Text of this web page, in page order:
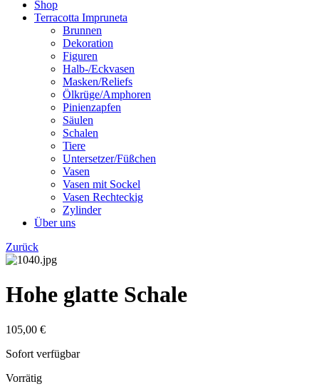
Shop
Terracotta Impruneta
Brunnen
Dekoration
Figuren
Halb-/Eckvasen
Masken/Reliefs
Ölkrüge/Amphoren
Pinienzapfen
Säulen
Schalen
Tiere
Untersetzer/Füßchen
Vasen
Vasen mit Sockel
Vasen Rechteckig
Zylinder
Über uns
Zurück
Hohe glatte Schale
105,00 €
Sofort verfügbar
Vorrätig